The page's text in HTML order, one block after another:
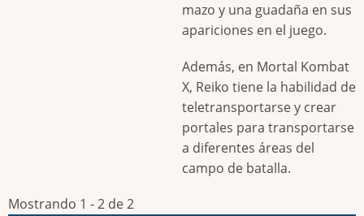
mazo y una guadaña en sus
apariciones en el juego.
Además, en Mortal Kombat
X, Reiko tiene la habilidad de
teletransportarse y crear
portales para transportarse
a diferentes áreas del
campo de batalla.
Mostrando 1 - 2 de 2